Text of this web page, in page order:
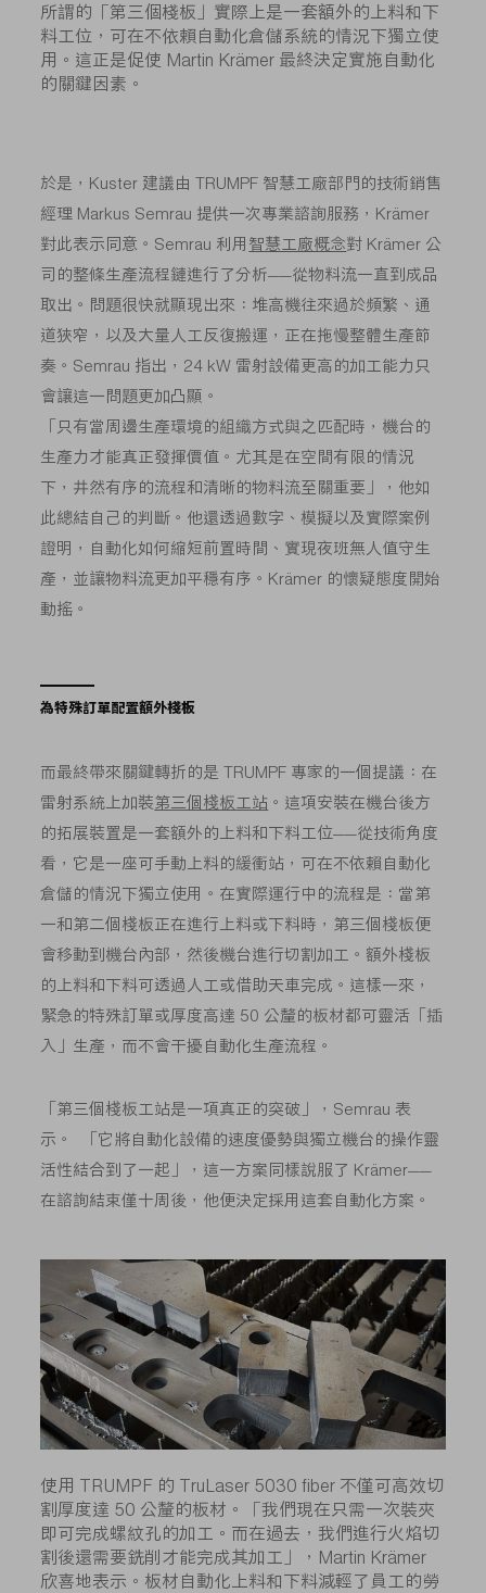
所謂的「第三個棧板」實際上是一套額外的上料和下
料工位，可在不依賴自動化倉儲系統的情況下獨立使
用。這正是促使 Martin Krämer 最終決定實施自動化
的關鍵因素。
於是，Kuster 建議由 TRUMPF 智慧工廠部門的技術銷售
經理 Markus Semrau 提供一次專業諮詢服務，Krämer
對此表示同意。Semrau 利用 智慧工廠概念對 Krämer 公
司的整條生產流程鏈進行了分析——從物料流一直到成品
取出。問題很快就顯現出來：堆高機往來過於頻繁、通
道狹窄，以及大量人工反復搬運，正在拖慢整體生產節
奏。Semrau 指出，24 kW 雷射設備更高的加工能力只
會讓這一問題更加凸顯。
「只有當周邊生產環境的組織方式與之匹配時，機台的
生產力才能真正發揮價值。尤其是在空間有限的情況
下，井然有序的流程和清晰的物料流至關重要」，他如
此總結自己的判斷。他還透過數字、模擬以及實際案例
證明，自動化如何縮短前置時間、實現夜班無人值守生
產，並讓物料流更加平穩有序。Krämer 的懷疑態度開始
動搖。
為特殊訂單配置額外棧板
而最終帶來關鍵轉折的是 TRUMPF 專家的一個提議：在
雷射系統上加裝第三個棧板工站 。這項安裝在機台後方
的拓展裝置是一套額外的上料和下料工位——從技術角度
看，它是一座可手動上料的緩衝站，可在不依賴自動化
倉儲的情況下獨立使用。在實際運行中的流程是：當第
一和第二個棧板正在進行上料或下料時，第三個棧板便
會移動到機台內部，然後機台進行切割加工。額外棧板
的上料和下料可透過人工或借助天車完成。這樣一來，
緊急的特殊訂單或厚度高達 50 公釐的板材都可靈活「插
入」生產，而不會干擾自動化生產流程。
「第三個棧板工站是一項真正的突破」，Semrau 表
示。 「它將自動化設備的速度優勢與獨立機台的操作靈
活性結合到了一起」，這一方案同樣說服了 Krämer——
在諮詢結束僅十周後，他便決定採用這套自動化方案。
使用 TRUMPF 的 TruLaser 5030 fiber 不僅可高效切
割厚度達 50 公釐的板材。「我們現在只需一次裝夾
即可完成螺紋孔的加工。而在過去，我們進行火焰切
割後還需要銑削才能完成其加工」，Martin Krämer
欣喜地表示。板材自動化上料和下料減輕了員工的勞